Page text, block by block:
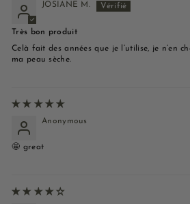
JOSIANE M.
Très bon produit
Celà fait des années que je l’utilise, je n’en
ma peau sèche.
Anonymous
🤩 great